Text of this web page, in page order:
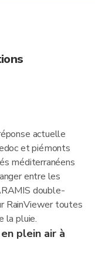
actuelle
et piémonts
méditerranéens
entre les
double-
RainViewer toutes
la pluie.
plein air à